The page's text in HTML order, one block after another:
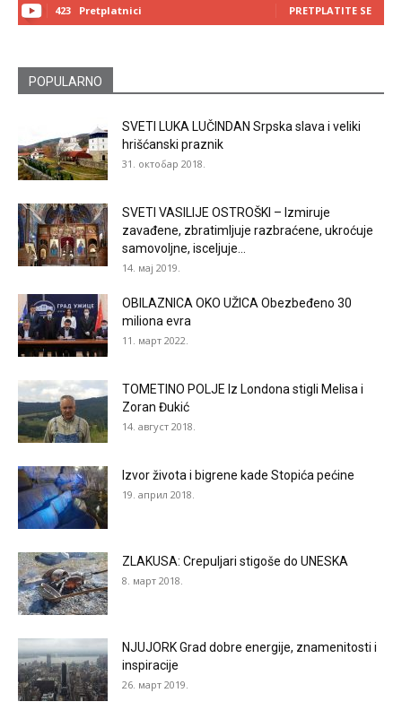
423 Pretplatnici PRETPLATITE SE
POPULARNO
SVETI LUKA LUČINDAN Srpska slava i veliki
hrišćanski praznik
31. октобар 2018.
SVETI VASILIJE OSTROŠKI – Izmiruje
zavađene, zbratimljuje razbraćene, ukroćuje
samovoljne, isceljuje...
14. мај 2019.
OBILAZNICA OKO UŽICA Obezbeđeno 30
miliona evra
11. март 2022.
TOMETINO POLJE Iz Londona stigli Melisa i
Zoran Đukić
14. август 2018.
Izvor života i bigrene kade Stopića pećine
19. април 2018.
ZLAKUSA: Crepuljari stigoše do UNESKA
8. март 2018.
NJUJORK Grad dobre energije, znamenitosti i
inspiracije
26. март 2019.